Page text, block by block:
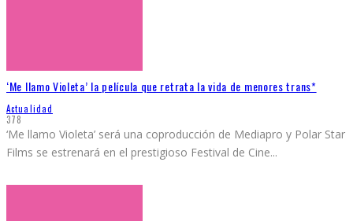
‘Me llamo Violeta’ la película que retrata la vida de menores trans*
Actualidad
378
‘Me llamo Violeta’ será una coproducción de Mediapro y Polar Star
Films se estrenará en el prestigioso Festival de Cine...